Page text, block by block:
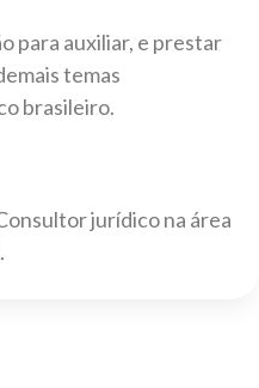
para auxiliar, e prestar
temas
brasileiro.
jurídico na área